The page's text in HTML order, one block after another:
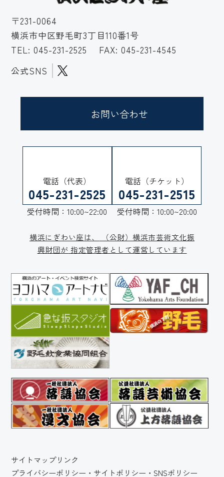
〒231-0064
横浜市中区野毛町3丁目110番1号
TEL: 045-231-2525
FAX: 045-231-4545
公式SNS
お問い合わせ
電話（代表）
045-231-2525
受付時間：10:00~22:00
電話（チケット）
045-231-2515
受付時間：10:00~20:00
横浜にぎわい座は、
（公財）横浜市芸術文化振
興財団が 指定管理者として運営しています
サイトマップリンク
プライバシーポリシー・サイトポリシー・SNSポリシー